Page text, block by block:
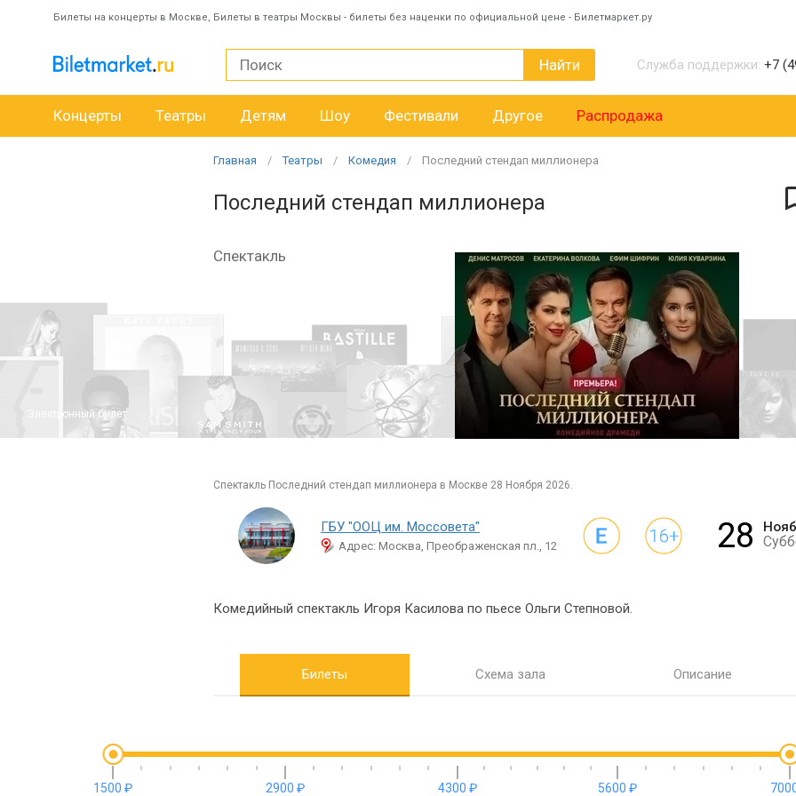
Билеты на концерты в Москве, Билеты в театры Москвы - билеты без наценки по официальной цене - Билетмаркет.ру
Найти Служба поддержки: +7
Концерты Театры Детям Шоу Фестивали Другое Распродажа
Главная Театры Комедия Последний стендап миллионера
Последний стендап миллионера
Спектакль
Электронный билет
спектакль Последний стендап миллионера в Москве 28 Ноября 2026.
ГБУ "ООЦ им. Моссовета"
Адрес: Москва, Преображенская пл., 12 28
Комедийный спектакль Игоря Касилова по пьесе Ольги Степновой.
Билеты Схема зала Описание
1500 ₽ 2900 ₽ 4300 ₽ 5600 ₽